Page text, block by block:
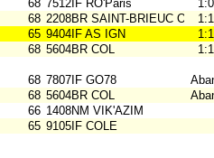
68 7512IF RO'Paris
68 2208BR SAINT-BRIEUC OR
65 9404IF AS IGN
68 5604BR COL
68 7807IF GO78
68 5604BR COL
66 1408NM VIK'AZIM
65 9105IF COLE